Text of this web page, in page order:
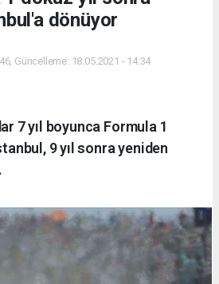
dönüyor
Güncelleme: 18.05.2021 - 14:34
7 yıl boyunca Formula 1
9 yıl sonra yeniden